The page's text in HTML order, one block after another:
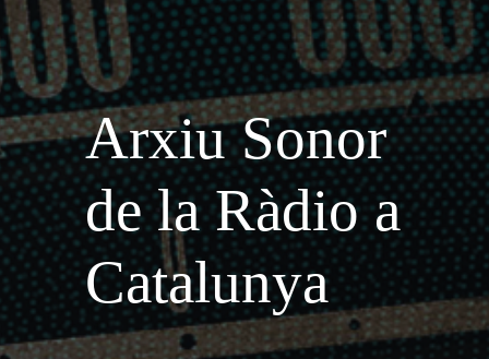
Arxiu Sonor
de la Ràdio a
Catalunya